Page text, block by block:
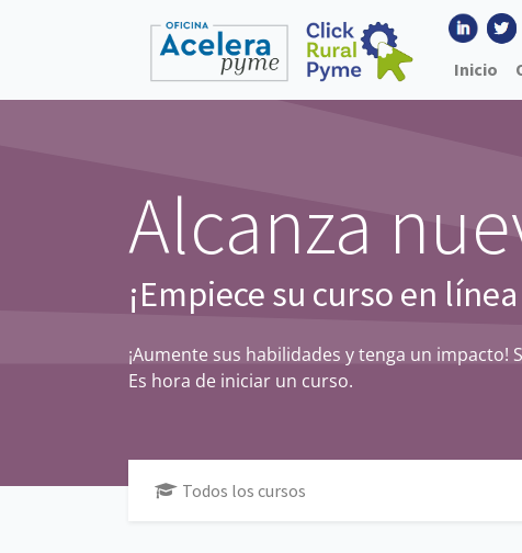
Inicio
Alcanza
¡Empiece su curso en
¡Aumente sus habilidades y tenga un
Es hora de iniciar un curso.
Todos los cursos